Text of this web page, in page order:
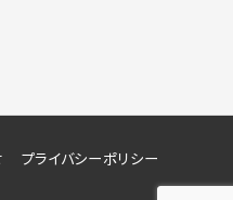
プライバシーポリシー